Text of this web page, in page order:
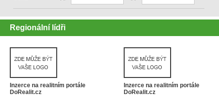
Regionální lídři
Inzerce na realitním portále
DoRealit.cz
Inzerce na realitním portále
DoRealit.cz